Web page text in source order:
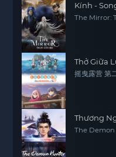
Kính -
The Mirror:
Thở Giữa
摇曳露营 第
Thương
The